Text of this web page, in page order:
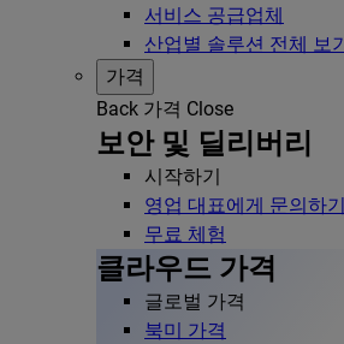
서비스 공급업체
산업별 솔루션 전체 보기
가격
Back 가격 Close
보안 및 딜리버리
시작하기
영업 대표에게 문의하기
무료 체험
클라우드 가격
글로벌 가격
북미 가격